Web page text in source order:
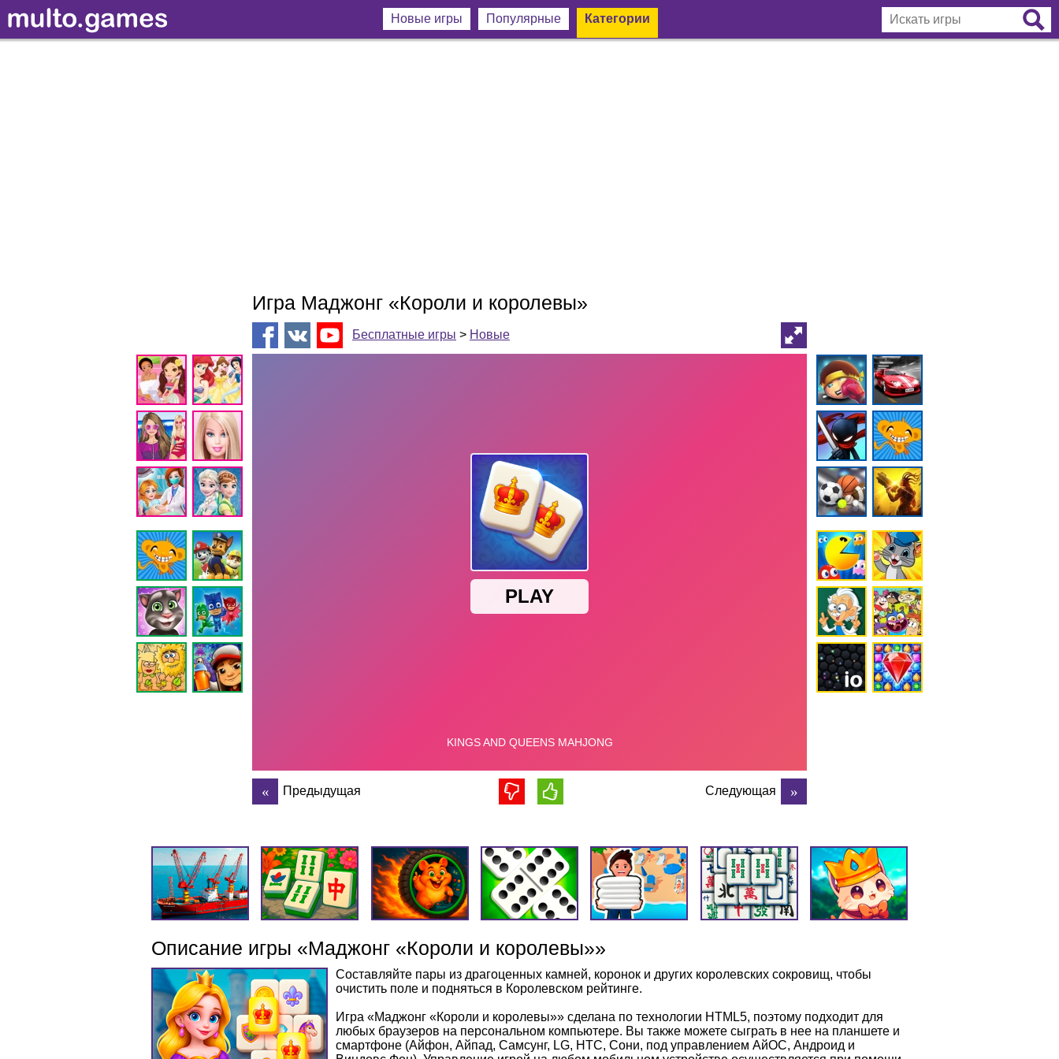
Новые игры Популярные Категории
Игра Маджонг «Короли и королевы»
Бесплатные игры > Новые
Предыдущая Следующая
Описание игры «Маджонг «Короли и королевы»»
Составляйте пары из драгоценных камней, коронок и других королевских сокровищ, чтобы
очистить поле и подняться в Королевском рейтинге.
Игра «Маджонг «Короли и королевы»» сделана по технологии HTML5, поэтому подходит для
любых браузеров на персональном компьютере. Вы также можете сыграть в нее на планшете и
смартфоне (Айфон, Айпад, Самсунг, LG, HTC, Сони, под управлением АйОС, Андроид и